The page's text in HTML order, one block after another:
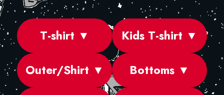
T-shirt ▼ Kids T-shirt ▼
Outer/Shirt ▼ Bottoms ▼